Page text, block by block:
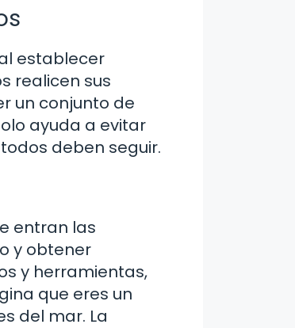
establecer
realicen sus
un conjunto de
ayuda a evitar
deben seguir.
entran las
y obtener
y herramientas,
que eres un
del mar. La